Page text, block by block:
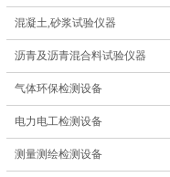
混凝土,砂浆试验仪器
沥青及沥青混合料试验仪器
气体环保检测设备
电力电工检测设备
测量测绘检测设备